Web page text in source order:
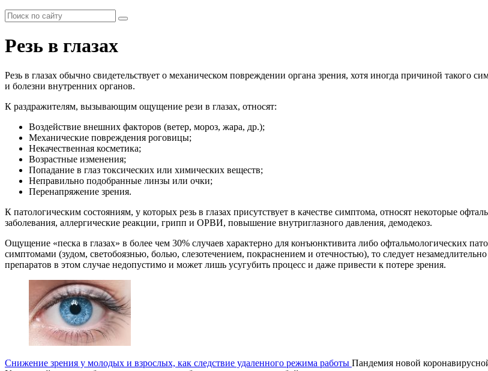
Резь в глазах
Резь в глазах обычно свидетельствует о механическом повреждении органа зрения, хотя иногда причиной такого
и болезни внутренних органов.
К раздражителям, вызывающим ощущение рези в глазах, относят:
Воздействие внешних факторов (ветер, мороз, жара, др.);
Механические повреждения роговицы;
Некачественная косметика;
Возрастные изменения;
Попадание в глаз токсических или химических веществ;
Неправильно подобранные линзы или очки;
Перенапряжение зрения.
К патологическим состояниям, у которых резь в глазах присутствует в качестве симптома, относят некоторые
заболевания, аллергические реакции, грипп и ОРВИ, повышение внутриглазного давления, демодекоз.
Ощущение «песка в глазах» в более чем 30% случаев характерно для конъюнктивита либо офтальмологических
симптомами (зудом, светобоязнью, болью, слезотечением, покраснением и отечностью), то следует
препаратов в этом случае недопустимо и может лишь усугубить процесс и даже привести к потере зрения.
Снижение зрения у молодых и взрослых, как следствие удаленного режима работы Пандемия новой